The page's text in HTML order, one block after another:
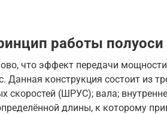
работы полуоси
что эффект передачи
конструкция состоит из
скоростей (ШРУС); вала;
длины, к которому